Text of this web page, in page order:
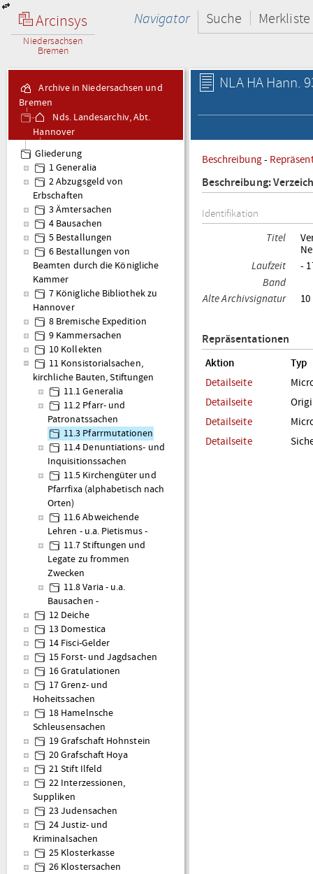
Arcinsys
Niedersachsen
Bremen
Navigator Suche Merkliste
Archive in Niedersachsen und
Bremen
Nds. Landesarchiv, Abt.
Hannover
innere Landesverwaltung
Gliederung
1 Generalia
2 Abzugsgeld von
Erbschaften
3 Ämtersachen
4 Bausachen
5 Bestallungen
6 Bestallungen von
Beamten durch die Königliche
Kammer
7 Königliche Bibliothek zu
Hannover
8 Bremische Expedition
9 Kammersachen
10 Kollekten
11 Konsistorialsachen,
kirchliche Bauten, Stiftungen
11.1 Generalia
11.2 Pfarr- und
Patronatssachen
11.3 Pfarrmutationen
11.4 Denuntiations- und
Inquisitionssachen
11.5 Kirchengüter und
Pfarrfixa (alphabetisch nach
Orten)
11.6 Abweichende
Lehren - u.a. Pietismus -
11.7 Stiftungen und
Legate zu frommen
Zwecken
11.8 Varia - u.a.
Bausachen -
12 Deiche
13 Domestica
14 Fisci-Gelder
15 Forst- und Jagdsachen
16 Gratulationen
17 Grenz- und
Hoheitssachen
18 Hamelnsche
Schleusensachen
19 Grafschaft Hohnstein
20 Grafschaft Hoya
21 Stift Ilfeld
22 Interzessionen,
Suppliken
23 Judensachen
24 Justiz- und
Kriminalsachen
25 Klosterkasse
26 Klostersachen
NLA HA Hann.
Beschreibung-
Beschreibung:
Identifikation
Titel
Laufzeit
-
Band
Alte Archivsignatur
Repräsentationen
Aktion
Typ
Detailseite
Detailseite
Detailseite
Detailseite